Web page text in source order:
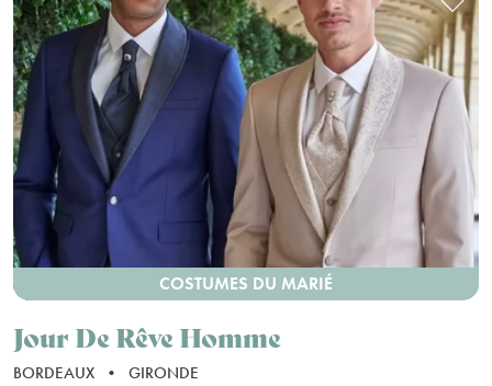
COSTUMES DU MARIÉ
Jour De Rêve Homme
BORDEAUX • GIRONDE